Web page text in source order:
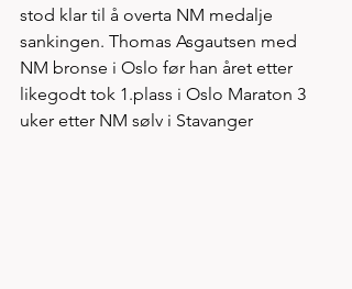
stod klar til å overta NM medalje
sankingen. Thomas Asgautsen med
NM bronse i Oslo før han året etter
likegodt tok 1.plass i Oslo Maraton 3
uker etter NM sølv i Stavanger